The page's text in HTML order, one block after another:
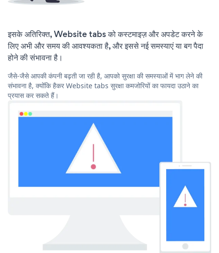
इसके अतिरिक्त, Website tabs को कस्टमाइज़ और अपडेट करने के
लिए अभी और समय की आवश्यकता है, और इससे नई समस्याएं या बग पैदा
होने की संभावना है।
जैसे-जैसे आपकी कंपनी बढ़ती जा रही है, आपको सुरक्षा की समस्याओं में भाग लेने की
संभावना है, क्योंकि हैकर Website tabs सुरक्षा कमजोरियों का फायदा उठाने का
प्रयास कर सकते हैं।